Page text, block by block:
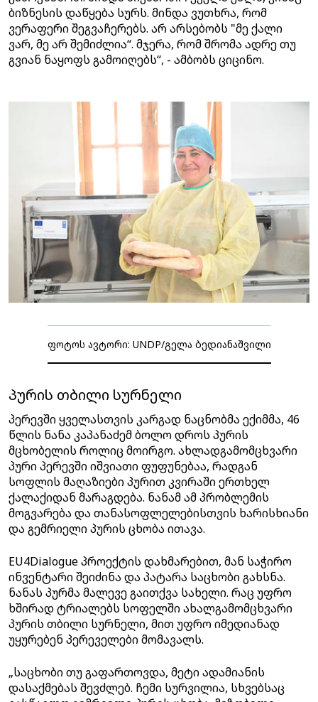
ბიზნესის დაწყება სურს. მინდა ვუთხრა, რომ
ვერაფერი შეგვაჩერებს. არ არსებობს "მე ქალი
ვარ, მე არ შემიძლია“. მჯერა, რომ შრომა ადრე თუ
გვიან ნაყოფს გამოიღებს“, - ამბობს ციცინო.
ფოტოს ავტორი: UNDP/გელა ბედიანაშვილი
პურის თბილი სურნელი
პერევში ყველასთვის კარგად ნაცნობმა ექიმმა, 46
წლის ნანა კაპანაძემ ბოლო დროს პურის
მცხობელის როლიც მოირგო. ახლადგამომცხვარი
პური პერევში იშვიათი ფუფუნებაა, რადგან
სოფლის მაღაზიები პურით კვირაში ერთხელ
ქალაქიდან მარაგდება. ნანამ ამ პრობლემის
მოგვარება და თანასოფლელებისთვის ხარისხიანი
და გემრიელი პურის ცხობა ითავა.
EU4Dialogue პროექტის დახმარებით, მან საჭირო
ინვენტარი შეიძინა და პატარა საცხობი გახსნა.
ნანას პურმა მალევე გაითქვა სახელი. რაც უფრო
ხშირად ტრიალებს სოფელში ახალგამომცხვარი
პურის თბილი სურნელი, მით უფრო იმედიანად
უყურებენ პერეველები მომავალს.
„საცხობი თუ გაფართოვდა, მეტი ადამიანის
დასაქმებას შევძლებ. ჩემი სურვილია, სხვებსაც